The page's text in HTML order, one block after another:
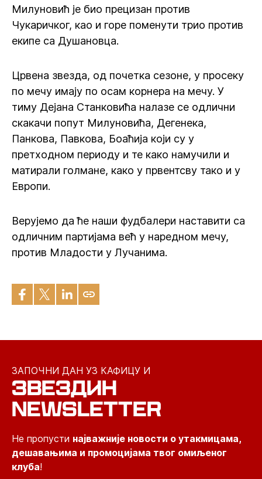
Милуновић је био прецизан против
Чукаричког, као и горе поменути трио против
екипе са Душановца.
Црвена звезда, од почетка сезоне, у просеку
по мечу имају по осам корнера на мечу. У
тиму Дејана Станковића налазе се одлични
скакачи попут Милуновића, Дегенека,
Панкова, Павкова, Боаћија који су у
претходном периоду и те како намучили и
матирали голмане, како у првентсву тако и у
Европи.
Верујемо да ће наши фудбалери наставити са
одличним партијама већ у наредном мечу,
против Младости у Лучанима.
ЗАПОЧНИ ДАН УЗ КАФИЦУ И
ЗВЕЗДИН
NEWSLETTER
Не пропусти најважније новости о утакмицама,
дешавањима и промоцијама твог омиљеног
клуба!